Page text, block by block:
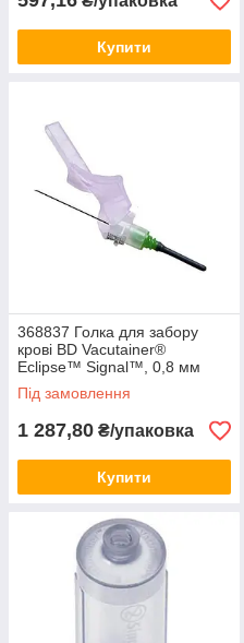
Купити
368837 Голка для забору
крові BD Vacutainer®
Eclipse™ Signal™, 0,8 мм
(21G) x 25 мм (50шт)
Під замовлення
1 287,80 ₴/упаковка
Купити